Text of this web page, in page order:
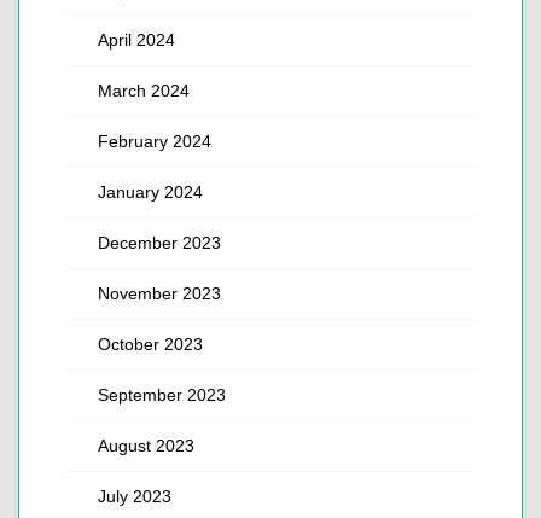
April 2024
March 2024
February 2024
January 2024
December 2023
November 2023
October 2023
September 2023
August 2023
July 2023